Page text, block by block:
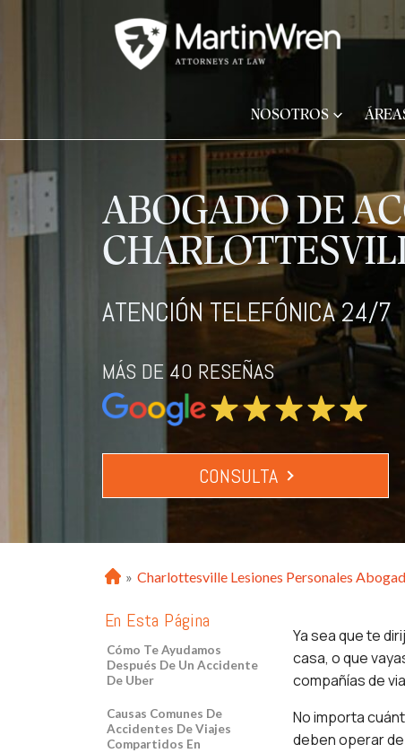
NOSOTROS
ABOGADO DE
ATENCIÓN TELEFÓNICA 24/7
MÁS DE 40 RESEÑAS
CONSULTA
H
m
e
» Charlottesville Lesiones Personales
En Esta Página
Cómo Te Ayudamos
Después De Un Accidente
De Uber
Causas Comunes De
Accidentes De Viajes
Compartidos En
Ya sea que te
casa, o que
compañías de
No importa
deben operar